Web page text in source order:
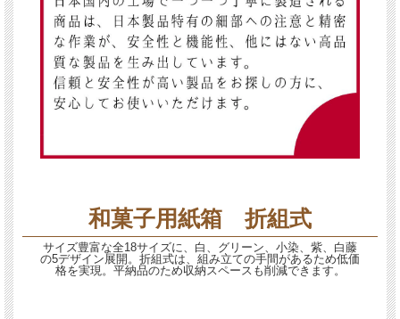
和菓子用紙箱 折組式
サイズ豊富な全18サイズに、白、グリーン、小染、紫、白藤
の5デザイン展開。折組式は、組み立ての手間があるため低価
格を実現。平納品のため収納スペースも削減できます。